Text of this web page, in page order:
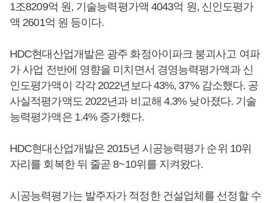
1조8209억 원, 기술능력평가액 4043억 원, 신인도평가
액 2601억 원 등이다.
HDC현대산업개발은 광주 화정아이파크 붕괴사고 여파
가 사업 전반에 영향을 미치면서 경영능력평가액과 신
인도평가액이 각각 2022년보다 43%, 37% 감소했다. 공
사실적평가액도 2022년과 비교해 4.3% 낮아졌다. 기술
능력평가액은 1.4% 증가했다.
HDC현대산업개발은 2015년 시공능력평가 순위 10위
자리를 회복한 뒤 줄곧 8~10위를 지켜왔다.
시공능력평가는 발주자가 적정한 건설업체를 선정할 수